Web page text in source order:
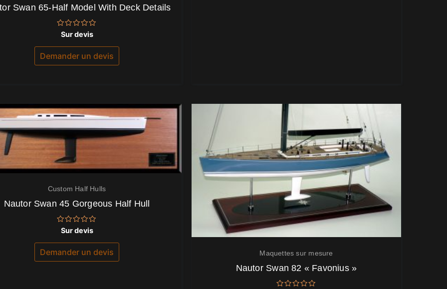
Swan 65-Half Model With Deck Details
Note
0
sur
Sur devis
Demander un devis
Custom Half Hulls
Nautor Swan 45 Gorgeous Half Hull
Note
sur
Sur devis
Demander un devis Maquettes sur mesure
Nautor Swan 82 « Favonius »